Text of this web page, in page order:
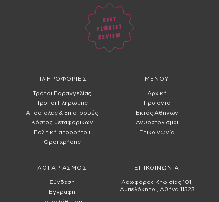
ΠΛΗΡΟΦΟΡΙΕΣ
Τρόποι Παραγγελίας
Τρόποι Πληρωμής
Αποστολές & Επιστροφές
Κόστος μεταφορικών
Πολιτική απορρήτου
Όροι χρήσης
ΜΕΝΟΥ
Αρχική
Προϊόντα
Εκτός Αθηνών
Ανθοστολισμοί
Επικοινωνία
ΛΟΓΑΡΙΑΣΜΟΣ
Σύνδεση
Εγγραφή
ΕΠΙΚΟΙΝΩΝΙΑ
Λεωφόρος Κηφισίας 101,
Αμπελόκηποι, Αθήνα 11523